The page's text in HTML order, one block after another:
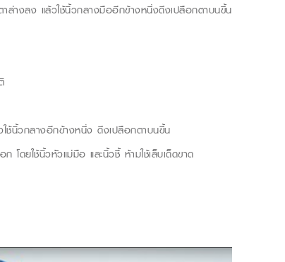
ล่างลง แล้วใช้นิ้วกลางมืออีกข้างหนึ่งดึงเปลือกตาบนขึ้น
ใช้นิ้วกลางอีกข้างหนึ่ง ดึงเปลือกตาบนขึ้น
ดยใช้นิ้วหัวแม่มือ และนิ้วชี้ ห้ามใช้เล็บเด็ดขาด